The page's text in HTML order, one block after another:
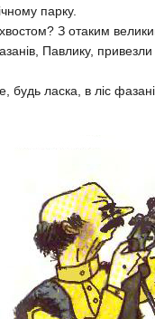
парку.
З отаким
Павлику, привезли
будь ласка, в ліс